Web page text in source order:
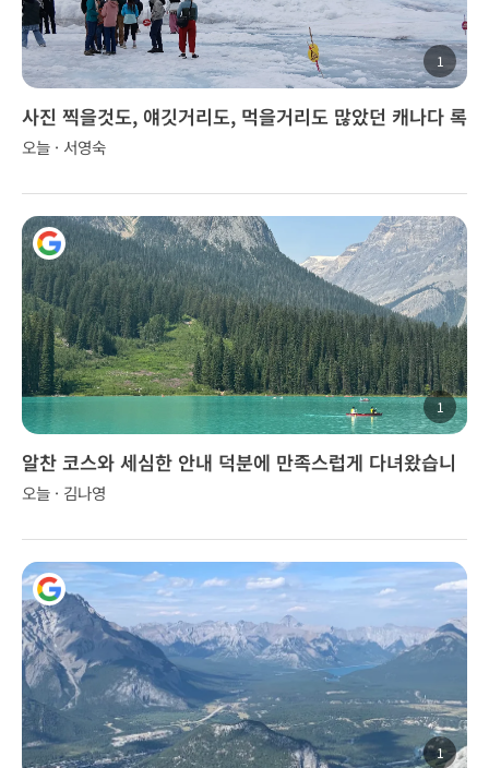
1
사진 찍을것도, 얘깃거리도, 먹을거리도 많았던 캐나다 록
키 투어..
오늘 · 서영숙
1
알찬 코스와 세심한 안내 덕분에 만족스럽게 다녀왔습니
다.
오늘 · 김나영
1